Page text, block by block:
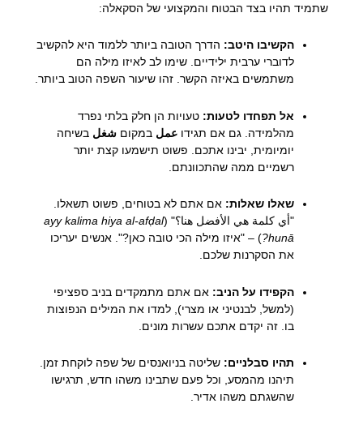
שתמיד תהיו בצד הבטוח והמקצועי של הסקאלה:
הקשיבו היטב: הדרך הטובה ביותר ללמוד היא להקשיב
לדוברי ערבית ילידיים. שימו לב לאיזו מילה הם
משתמשים באיזה הקשר. זהו שיעור השפה הטוב ביותר.
אל תפחדו לטעות: טעויות הן חלק בלתי נפרד
מהלמידה. גם אם תגידו عمل במקום شغل בשיחה
יומיומית, יבינו אתכם. פשוט תישמעו קצת יותר
רשמיים ממה שהתכוונתם.
שאלו שאלות: אם אתם לא בטוחים, פשוט תשאלו.
"أي كلمة هي الأفضل هنا؟" (ayy kalima hiya al-afḍal
hunā? ) – "איזו מילה הכי טובה כאן?". אנשים יעריכו
את הסקרנות שלכם.
הקפידו על הניב: אם אתם מתמקדים בניב ספציפי
(למשל, לבנטיני או מצרי), למדו את המילים הנפוצות
בו. זה יקדם אתכם עשרות מונים.
תהיו סבלניים: שליטה בניואנסים של שפה לוקחת זמן.
תיהנו מהמסע, וכל פעם שתבינו משהו חדש, תרגישו
שהשגתם משהו אדיר.